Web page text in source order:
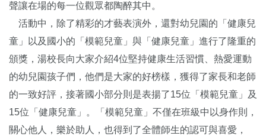
聲讓在場的每一位觀眾都陶醉其中。
活動中，除了精彩的才藝表演外，還對幼兒園的「健康兒
童」以及國小的「模範兒童」與「健康兒童」進行了隆重的
頒獎，湯校長向大家介紹4位堅持健康生活習慣、熱愛運動
的幼兒園孩子們，他們是大家的好榜樣，獲得了家長和老師
的一致好評，接著國小部分則是表揚了15位「模範兒童」及
15位「健康兒童」。「模範兒童」不僅在班級中以身作則，
關心他人，樂於助人，也得到了全體師生的認可與喜愛，